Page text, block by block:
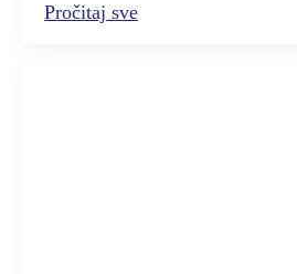
Pročitaj sve